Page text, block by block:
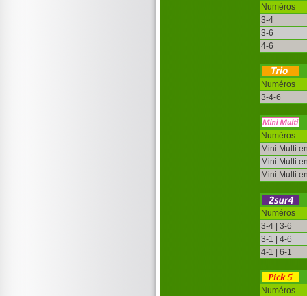
Numéros
3-4
3-6
4-6
Numéros
3-4-6
Numéros
Mini Multi
Mini Multi
Mini Multi
Numéros
3-4 | 3-6
3-1 | 4-6
4-1 | 6-1
Numéros